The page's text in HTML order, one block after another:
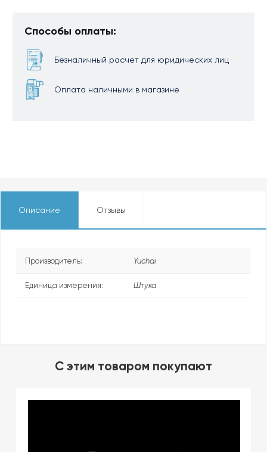
Способы оплаты:
Безналичный расчет для юридических лиц
Оплата наличными в магазине
Описание Отзывы
Производитель: Yuchai
Единица измерения: Штука
C этим товаром покупают